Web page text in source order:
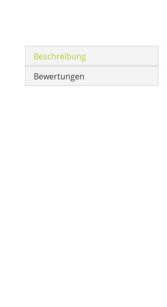
Beschreibung
Bewertungen